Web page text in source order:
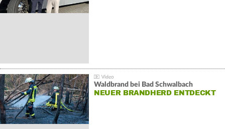
Waldbrand bei Bad Schwalbach
NEUER BRANDHERD ENTDECKT